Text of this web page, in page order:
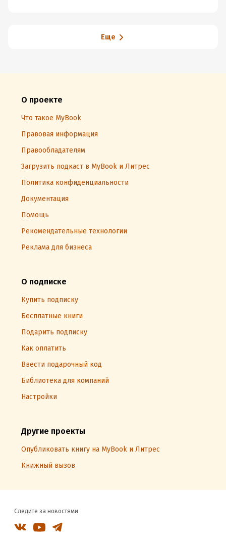
Еще
О проекте
Что такое MyBook
Правовая информация
Правообладателям
Загрузить подкаст в MyBook и Литрес
Политика конфиденциальности
Документация
Помощь
Рекомендательные технологии
Реклама для бизнеса
О подписке
Купить подписку
Бесплатные книги
Подарить подписку
Как оплатить
Ввести подарочный код
Библиотека для компаний
Настройки
Другие проекты
Опубликовать книгу на MyBook и Литрес
Книжный вызов
Следите за новостями